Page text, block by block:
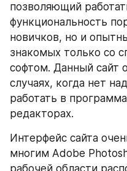
позволяющий
функциональность
новичков, но и
знакомых только со
софтом. Данный сайт
случаях, когда нет
работать в
редакторах.
Интерфейс сайта
многим Adobe
рабочей области